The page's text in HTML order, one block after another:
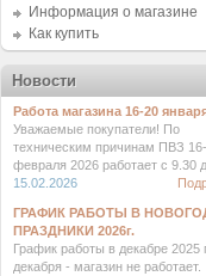
Информация о магазине
Как купить
Новости
Работа магазина 16-20
Уважаемые покупатели! По
техническим причинам ПВЗ
февраля 2026 работает с 9.30
15.02.2026
ГРАФИК РАБОТЫ В
ПРАЗДНИКИ 2026г.
График работы в декабре 2025
декабря - магазин не работает.